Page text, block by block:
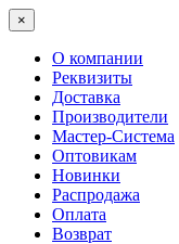
×
О компании
Реквизиты
Доставка
Производители
Мастер-Система
Оптовикам
Новинки
Распродажа
Оплата
Возврат